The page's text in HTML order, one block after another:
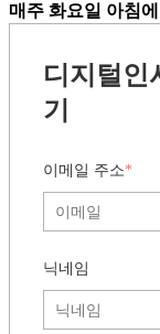
매주 화요일 아침
디지털인
기
이메일 주소*
닉네임